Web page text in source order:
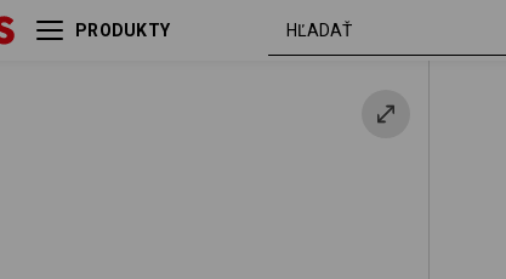
PRODUKTY
e.s. base,
rubínová 34